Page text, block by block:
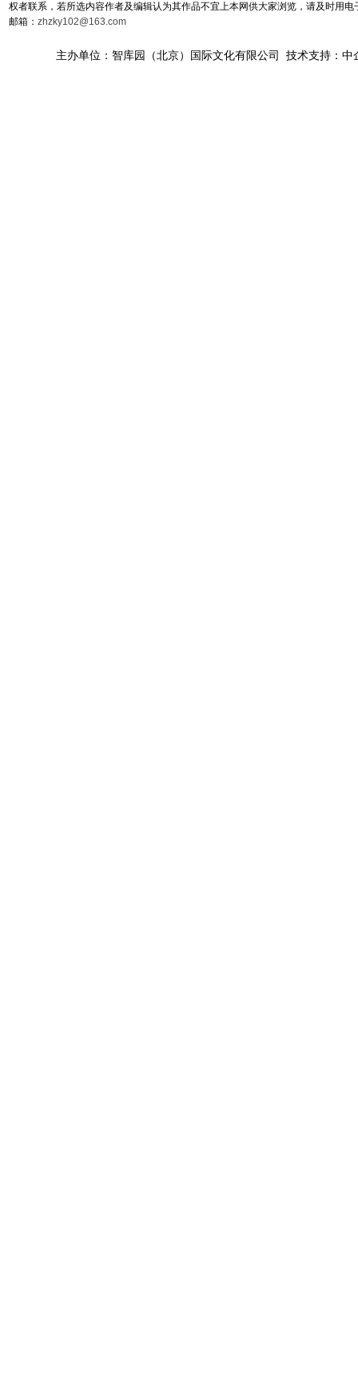
权者联系，若所选内容作者及编辑认为其作品不宜上本网供大家浏览，请及时用
邮箱： zhzky102@163.com
主办单位：智库园（北京）国际文化有限公司 技术支持：